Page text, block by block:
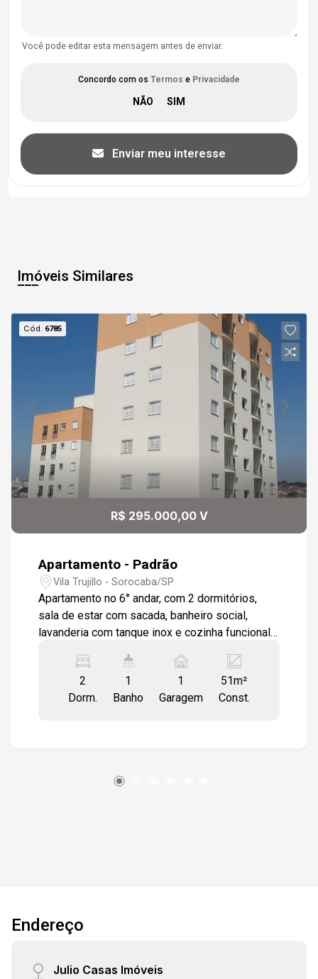
Você pode editar esta mensagem antes de enviar.
Concordo com os Termos e Privacidade
Enviar meu interesse
Imóveis Similares
Cód. 6785
R$ 295.000,00 V
Apartamento - Padrão
Vila Trujillo - Sorocaba/SP
Apartamento no 6° andar, com 2 dormitórios,
sala de estar com sacada, banheiro social,
lavanderia com tanque inox e cozinha funcional,
família e com amigos. Localização em região
estratégica e com fácil acesso às principais
vias da cidade, como shoppings, mercados,
Próximo ao Carrefour 24 horas - Bosque para
gastronomia e serviços a poucos passos de
casa.. Entre em contato e agende uma visita!
2
Dorm.
1
Banho
1
Garagem
51m²
Const.
Endereço
Julio Casas Imóveis